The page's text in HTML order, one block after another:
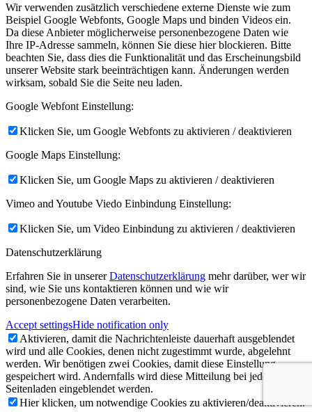
Wir verwenden zusätzlich verschiedene externe Dienste wie zum
Beispiel Google Webfonts, Google Maps und binden Videos ein.
Da diese Anbieter möglicherweise personenbezogene Daten wie
Ihre IP-Adresse sammeln, können Sie diese hier blockieren. Bitte
beachten Sie, dass dies die Funktionalität und das Erscheinungsbild
unserer Website stark beeinträchtigen kann. Änderungen werden
wirksam, sobald Sie die Seite neu laden.
Google Webfont Einstellung:
Klicken Sie, um Google Webfonts zu aktivieren / deaktivieren
Google Maps Einstellung:
Klicken Sie, um Google Maps zu aktivieren / deaktivieren
Vimeo and Youtube Viedo Einbindung Einstellung:
Klicken Sie, um Video Einbindung zu aktivieren / deaktivieren
Datenschutzerklärung
Erfahren Sie in unsererDatenschutzerklärung mehr darüber, wer wir
sind, wie Sie uns kontaktieren können und wie wir
personenbezogene Daten verarbeiten.
Accept settingsHide notification only
Aktivieren, damit die Nachrichtenleiste dauerhaft ausgeblendet
wird und alle Cookies, denen nicht zugestimmt wurde, abgelehnt
werden. Wir benötigen zwei Cookies, damit diese Einstellung
gespeichert wird. Andernfalls wird diese Mitteilung bei jedem
Seitenladen eingeblendet werden.
Hier klicken, um notwendige Cookies zu aktivieren/deaktivieren.